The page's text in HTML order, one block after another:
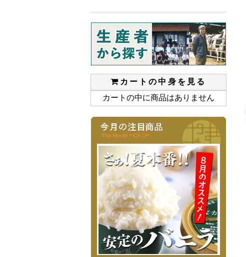
カートの中身を見る
カートの中に商品はありません